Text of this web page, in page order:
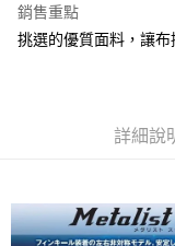
2.透過簡訊連結打開帳單
帳／街口支付／iPASS
買賣價金債權讓與本公
2.基於同意付款使用「
3.完整用戶服務條款，請
結帳頁面，進行簡訊認證
２．訂單成立數日內，您
後付繳納相關費用。
【注意事項】
每筆NT$60，滿
每筆NT$60，滿
銷售重點
挑選的優質面料，讓布
詳細說